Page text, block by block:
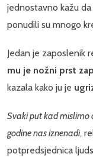
jednostavno kažu
ponudili su mnogo
Jedan je zaposlenik
mu je nožni prst
kazala kako ju je
Svaki put kad mislimo
godine nas iznenadi,
potpredsjednica